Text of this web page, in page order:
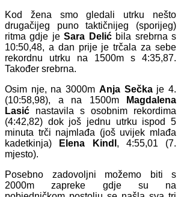
Kod žena smo gledali utrku nešto
drugačijeg puno taktičnijeg (sporijeg)
ritma gdje jeSara Delićbila srebrna s
10:50,48, a dan prije je trčala za sebe
rekordnu utrku na 1500m s 4:35,87.
Također srebrna.
Osim nje, na 3000m Anja Sečkaje 4.
(10:58,98), a na 1500m
Magdalena
Lasić nastavila s osobnim rekordima
(4:42,82) dok još jednu utrku ispod 5
minuta trči najmlađa (još uvijek mlađa
kadetkinja)
Elena Kindl , 4:55,01 (7.
mjesto).
Posebno zadovoljni možemo biti s
2000m zapreke gdje su na